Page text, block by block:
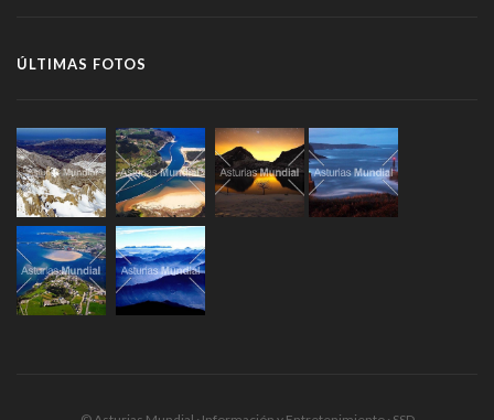
ÚLTIMAS FOTOS